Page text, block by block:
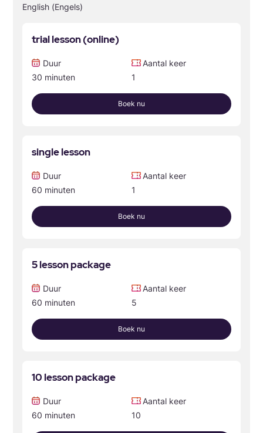
English (Engels)
trial lesson (online)
Duur
30 minuten
Aantal keer
1
Boek nu
single lesson
Duur
60 minuten
Aantal keer
1
Boek nu
5 lesson package
Duur
60 minuten
Aantal keer
5
Boek nu
10 lesson package
Duur
60 minuten
Aantal keer
10